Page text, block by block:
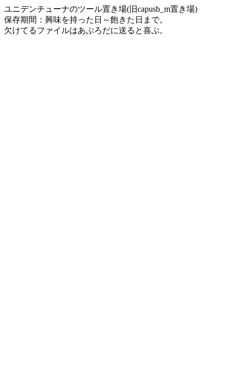
ユニデンチューナのツール置き場(旧capusb_m置き場)
保存期間：興味を持った日～飽きた日まで。
欠けてるファイルはあぷろだに送ると喜ぶ。